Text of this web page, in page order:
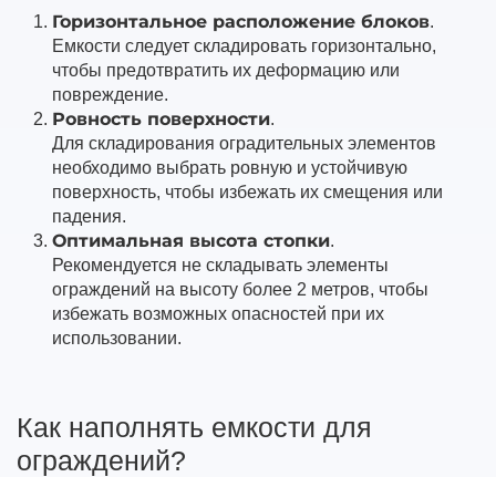
Горизонтальное расположение блоков.
Емкости следует складировать горизонтально,
чтобы предотвратить их деформацию или
повреждение.
Ровность поверхности.
Для складирования оградительных элементов
необходимо выбрать ровную и устойчивую
поверхность, чтобы избежать их смещения или
падения.
Оптимальная высота стопки.
Рекомендуется не складывать элементы
ограждений на высоту более 2 метров, чтобы
избежать возможных опасностей при их
использовании.
Как наполнять емкости для
ограждений?